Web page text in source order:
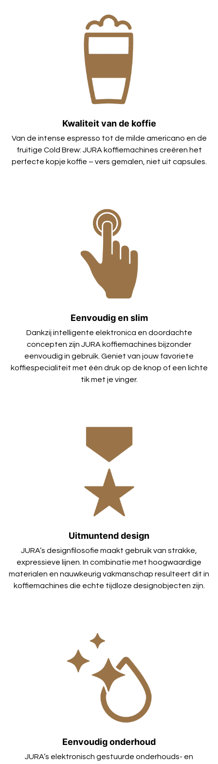
Kwaliteit van de koffie
Van de intense espresso tot de milde americano en de
fruitige Cold Brew: JURA koffiemachines creëren het
perfecte kopje koffie – vers gemalen, niet uit capsules.
Eenvoudig en slim
Dankzij intelligente elektronica en doordachte
concepten zijn JURA koffiemachines bijzonder
eenvoudig in gebruik. Geniet van jouw favoriete
koffiespecialiteit met één druk op de knop of een lichte
tik met je vinger.
Uitmuntend design
JURA’s designfilosofie maakt gebruik van strakke,
expressieve lijnen. In combinatie met hoogwaardige
materialen en nauwkeurig vakmanschap resulteert dit in
koffiemachines die echte tijdloze designobjecten zijn.
Eenvoudig onderhoud
JURA’s elektronisch gestuurde onderhouds- en